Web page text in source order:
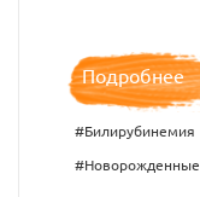
Подробнее
#Билирубинемия
#Новорожденные